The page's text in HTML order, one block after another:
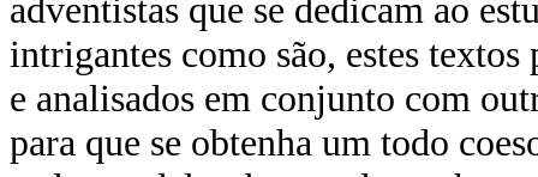
adventistas que se dedicam ao
intrigantes como são, estes
e analisados em conjunto com
para que se obtenha um todo